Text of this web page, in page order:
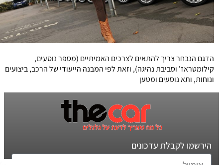
הדגם הנבחר צריך להתאים לצרכים האמיתיים (מספר נוסעים,
קילומטראז' וסביבת נהיגה), וזאת לפי המבנה הייעודי של הרכב, ביצועים
ונוחות, ותא נוסעים ומטען
הירשמו לקבלת עדכונים